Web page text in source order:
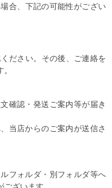
合、下記の可能性がござい
ださい。その後、ご連絡を
確認・発送ご案内等が届き
当店からのご案内が送信さ
フォルダ・別フォルダ等へ